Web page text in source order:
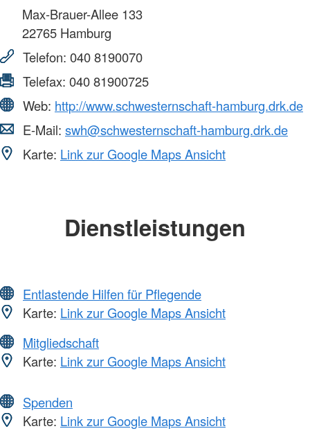
Max-Brauer-Allee 133
22765 Hamburg
Telefon: 040 8190070
Telefax: 040 81900725
Web: http://www.schwesternschaft-hamburg.drk.de
E-Mail: swh@schwesternschaft-hamburg.drk.de
Karte: Link zur Google Maps Ansicht
Dienstleistungen
Entlastende Hilfen für Pflegende
Karte: Link zur Google Maps Ansicht
Mitgliedschaft
Karte: Link zur Google Maps Ansicht
Spenden
Karte: Link zur Google Maps Ansicht